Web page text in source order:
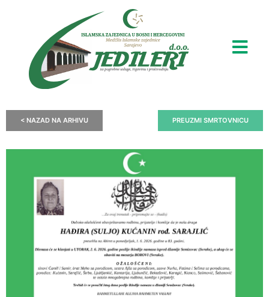
< NAZAD NA ARHIVU PREUZMI SMRTOVNICU